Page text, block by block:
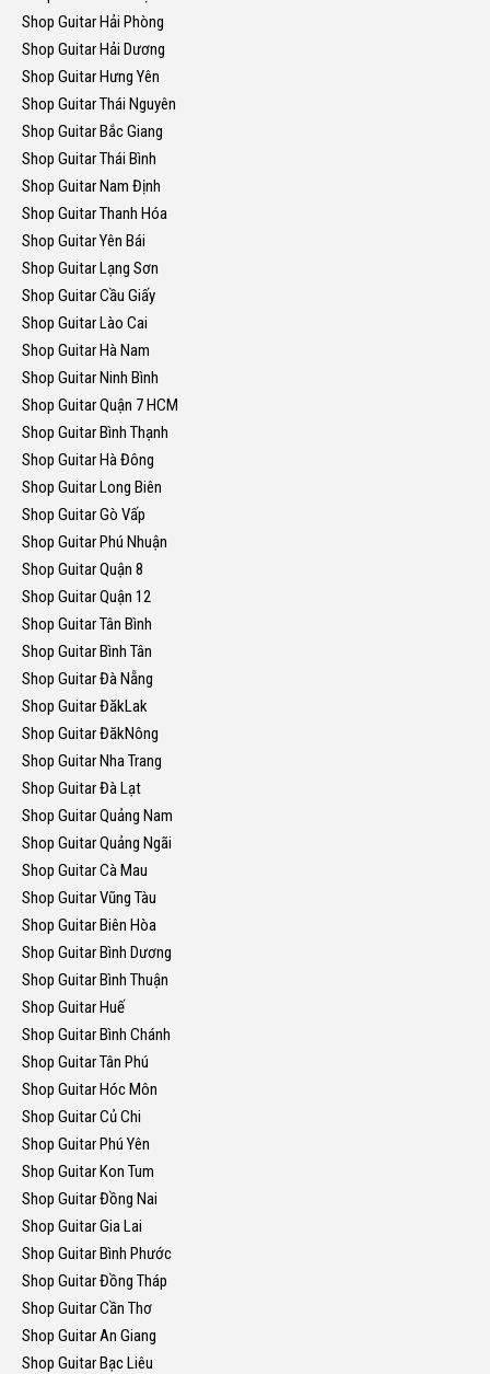
Shop Guitar Hải Phòng
Shop Guitar Hải Dương
Shop Guitar Hưng Yên
Shop Guitar Thái Nguyên
Shop Guitar Bắc Giang
Shop Guitar Thái Bình
Shop Guitar Nam Định
Shop Guitar Thanh Hóa
Shop Guitar Yên Bái
Shop Guitar Lạng Sơn
Shop Guitar Cầu Giấy
Shop Guitar Lào Cai
Shop Guitar Hà Nam
Shop Guitar Ninh Bình
Shop Guitar Quận 7 HCM
Shop Guitar Bình Thạnh
Shop Guitar Hà Đông
Shop Guitar Long Biên
Shop Guitar Gò Vấp
Shop Guitar Phú Nhuận
Shop Guitar Quận 8
Shop Guitar Quận 12
Shop Guitar Tân Bình
Shop Guitar Bình Tân
Shop Guitar Đà Nẵng
Shop Guitar ĐăkLak
Shop Guitar ĐăkNông
Shop Guitar Nha Trang
Shop Guitar Đà Lạt
Shop Guitar Quảng Nam
Shop Guitar Quảng Ngãi
Shop Guitar Cà Mau
Shop Guitar Vũng Tàu
Shop Guitar Biên Hòa
Shop Guitar Bình Dương
Shop Guitar Bình Thuận
Shop Guitar Huế
Shop Guitar Bình Chánh
Shop Guitar Tân Phú
Shop Guitar Hóc Môn
Shop Guitar Củ Chi
Shop Guitar Phú Yên
Shop Guitar Kon Tum
Shop Guitar Đồng Nai
Shop Guitar Gia Lai
Shop Guitar Bình Phước
Shop Guitar Đồng Tháp
Shop Guitar Cần Thơ
Shop Guitar An Giang
Shop Guitar Bạc Liêu